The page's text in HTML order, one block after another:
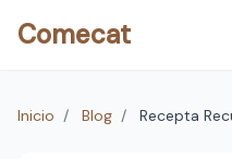
Comecat
Inicio / Blog / Recepta